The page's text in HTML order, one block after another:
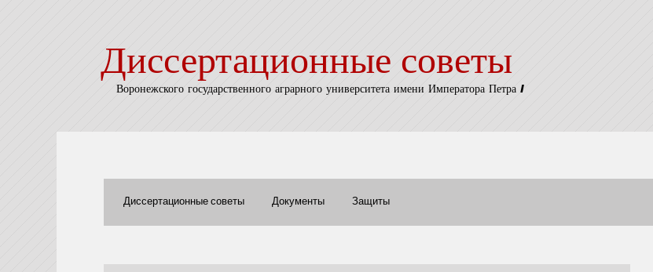
Диссертационные советы
Воронежского государственного аграрного университета имени Императора Петра I
Диссертационные советы Документы Защиты